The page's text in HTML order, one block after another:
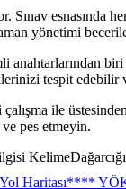
esnasında
yönetimi
tespit
ile
pes etmeyin.
Haritası****